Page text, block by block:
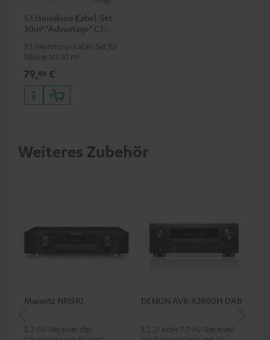
5.1 Heimkino Kabel-Set
30m² "Advantage" C3535S
5.1-Heimkino-Kabel-Set für
Räume bis 30 m²
79,99 €
Weiteres Zubehör
Marantz NR1510
5.2-AV-Receiver der
DENON AVR-X2800H DAB
5.2.2- oder 7.2-AV-Receiver